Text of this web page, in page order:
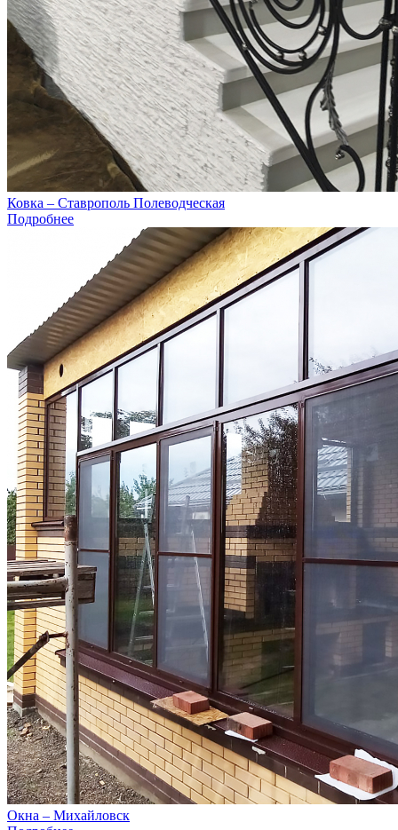
Ковка – Ставрополь Полеводческая
Подробнее
Окна – Михайловск